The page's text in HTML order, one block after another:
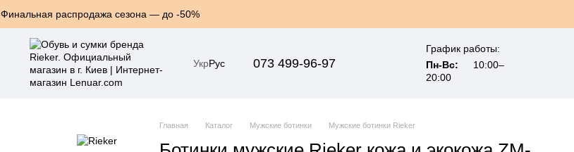
Финальная распродажа сезона — до -50%
УкрРус 073 499-96-97
График работы:
Пн-Вс:
10:00–
20:00
Главная Каталог Мужские ботинки Мужские ботинки Rieker